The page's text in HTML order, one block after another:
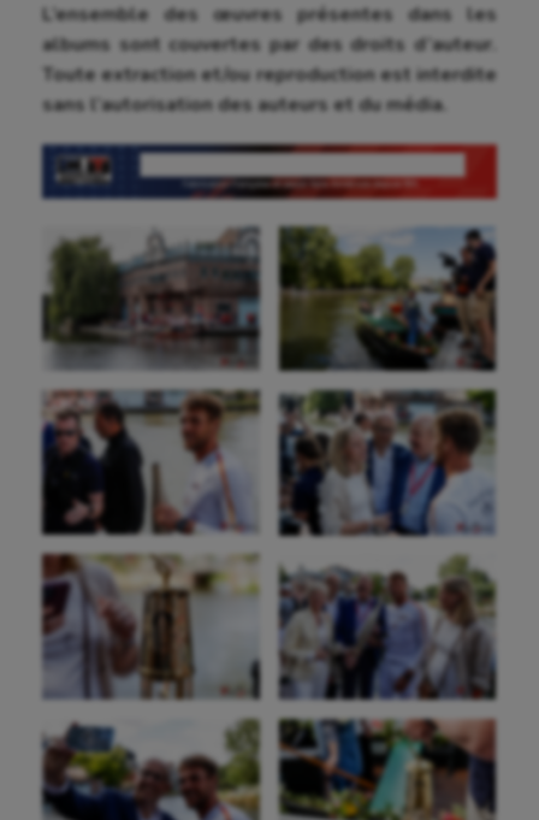
L’ensemble des œuvres présentes dans les
albums sont couvertes par des droits d’auteur.
Toute extraction et/ou reproduction est interdite
sans l’autorisation des auteurs et du média.